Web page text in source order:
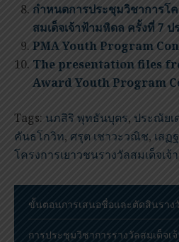
กำหนดการประชุมวิชาการโค
สมเด็จเจ้าฟ้ามหิดล ครั้งที่ 7 ป
PMA Youth Program
The presentation files
Award Youth Program
Tags: นภสิริ พุทธันบุตร, ประณัยเ
คันธโกวิท, ศรุต เชาวะวณิช, เสฏ
โครงการเยาวชนรางวัลสมเด็จเ
ขั้นตอนการเสนอชื่อและตัดสินราง
การประชุมวิชาการรางวัลสมเด็จเ